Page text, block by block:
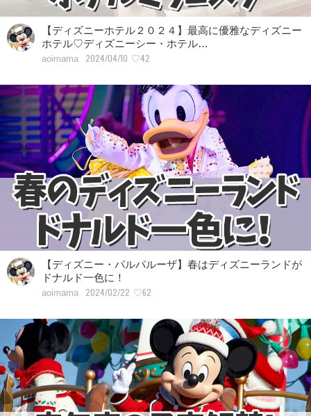
【ディズニーホテル２０２４】最高に優雅なディズニー
ホテル♡ディズニーシー・ホテル…
aoimama 2024/04/10 ♡42
【ディズニー・パルパルーザ】春はディズニーランドが
ドナルド一色に！
aoimama 2024/02/22 ♡62